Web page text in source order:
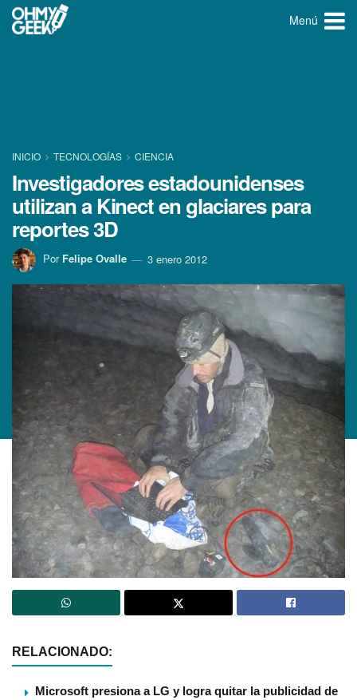
Menú
INICIO TECNOLOGÍ­AS CIENCIA
Investigadores estadounidenses
utilizan a Kinect en glaciares para
reportes 3D
Por Felipe Ovalle 3 enero 2012
RELACIONADO:
Microsoft presiona a LG y logra quitar la publicidad de